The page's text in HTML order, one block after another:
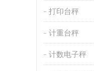
打印台秤
计重台秤
计数电子秤